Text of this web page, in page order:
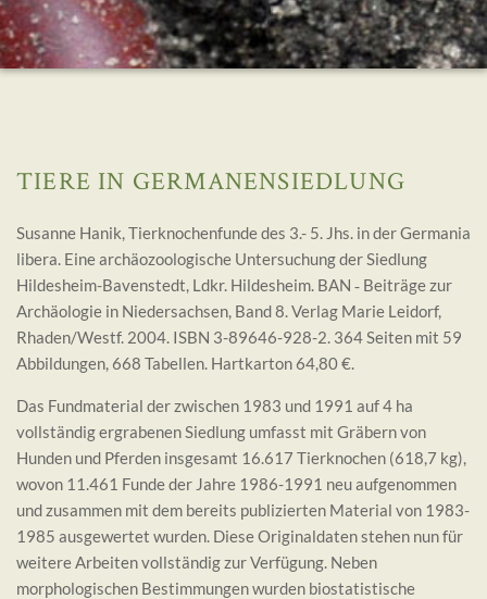
TIERE IN GERMANENSIEDLUNG
Susanne Hanik, Tierknochenfunde des 3.- 5. Jhs. in der Germania
libera. Eine archäozoologische Untersuchung der Siedlung
Hildesheim-Bavenstedt, Ldkr. Hildesheim. BAN ‑ Beiträge zur
Archäologie in Niedersachsen, Band 8. Verlag Marie Leidorf,
Rhaden/Westf. 2004. ISBN 3-89646-928-2. 364 Seiten mit 59
Abbildungen, 668 Tabellen. Hartkarton 64,80 €.
Das Fundmaterial der zwischen 1983 und 1991 auf 4 ha
vollständig ergrabenen Siedlung umfasst mit Gräbern von
Hunden und Pferden insgesamt 16.617 Tierknochen (618,7 kg),
wovon 11.461 Funde der Jahre 1986-1991 neu aufgenommen
und zusammen mit dem bereits publizierten Material von 1983-
1985 ausgewertet wurden. Diese Originaldaten stehen nun für
weitere Arbeiten vollständig zur Verfügung. Neben
morphologischen Bestimmungen wurden biostatistische